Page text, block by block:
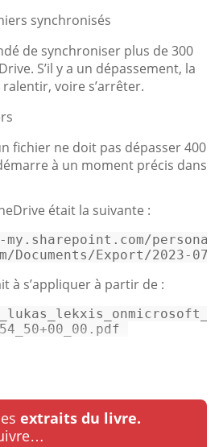
synchronisés
de synchroniser plus de 300
S’il y a un dépassement, la
voire s’arrêter.
fichier ne doit pas dépasser 400
à un moment précis dans
était la suivante :
Documents/Export/2023-
à s’appliquer à partir de :
extraits du livre.